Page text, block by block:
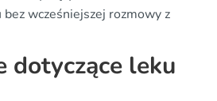
wcześniejszej rozmowy z
dotyczące leku